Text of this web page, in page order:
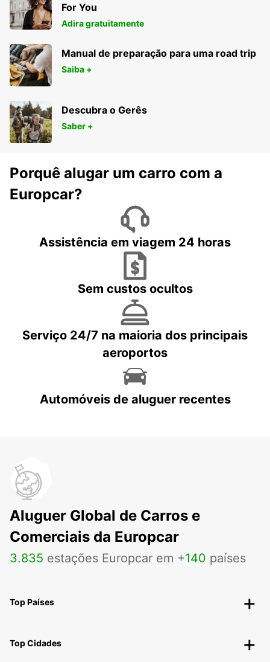
For You
Adira gratuitamente
Manual de preparação para uma road trip
Saiba +
Descubra o Gerês
Saber +
Porquê alugar um carro com a
Europcar?
Assistência em viagem 24 horas
Sem custos ocultos
Serviço 24/7 na maioria dos principais
aeroportos
Automóveis de aluguer recentes
Aluguer Global de Carros e
Comerciais da Europcar
3.835 estações Europcar em +140 países
Top Países
Top Cidades